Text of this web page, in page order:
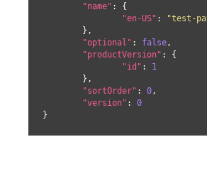
"name" : {
"en-US" :
"test-
"optional" : false,
"productVersion" : {
"id" : 1
"sortOrder" : 0,
"version" : 0
}